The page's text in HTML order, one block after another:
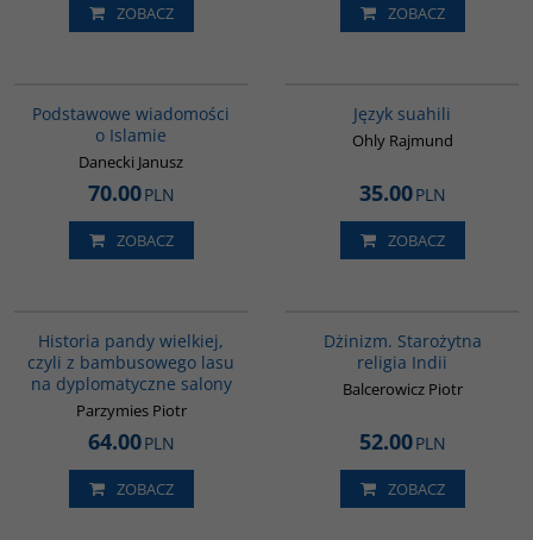
ZOBACZ ZOBACZ
Podstawowe wiadomości
o Islamie
Danecki Janusz
70.00PLN
ZOBACZ
Język suahili
Ohly Rajmund
35.00PLN
ZOBACZ
Historia pandy wielkiej,
czyli z bambusowego lasu
na dyplomatyczne salony
Parzymies Piotr
64.00PLN
ZOBACZ
Dżinizm. Starożytna
religia Indii
Balcerowicz Piotr
52.00PLN
ZOBACZ